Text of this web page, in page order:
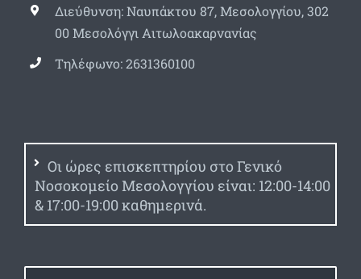
Διεύθυνση: Ναυπάκτου 87, Μεσολογγίου, 302
00 Μεσολόγγι Αιτωλοακαρνανίας
Τηλέφωνο: 2631360100
Οι ώρες επισκεπτηρίου στο Γενικό
Νοσοκομείο Μεσολογγίου είναι: 12:00-14:00
& 17:00-19:00 καθημερινά.